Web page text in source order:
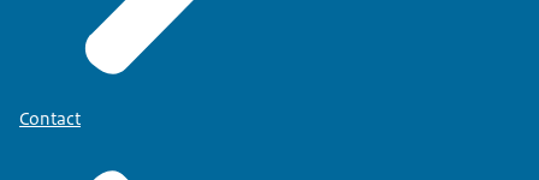
Contact